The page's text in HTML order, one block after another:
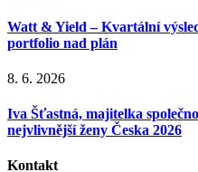
Watt & Yield – Kvartální
portfolio nad plán
8. 6. 2026
Iva Šťastná, majitelka
nejvlivnější ženy Česka 2026
Kontakt